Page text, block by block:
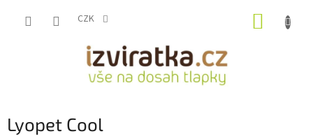
CZK
Lyopet Cool